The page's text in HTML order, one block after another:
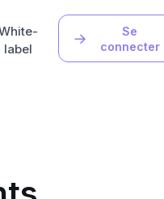
Se
connecter
label